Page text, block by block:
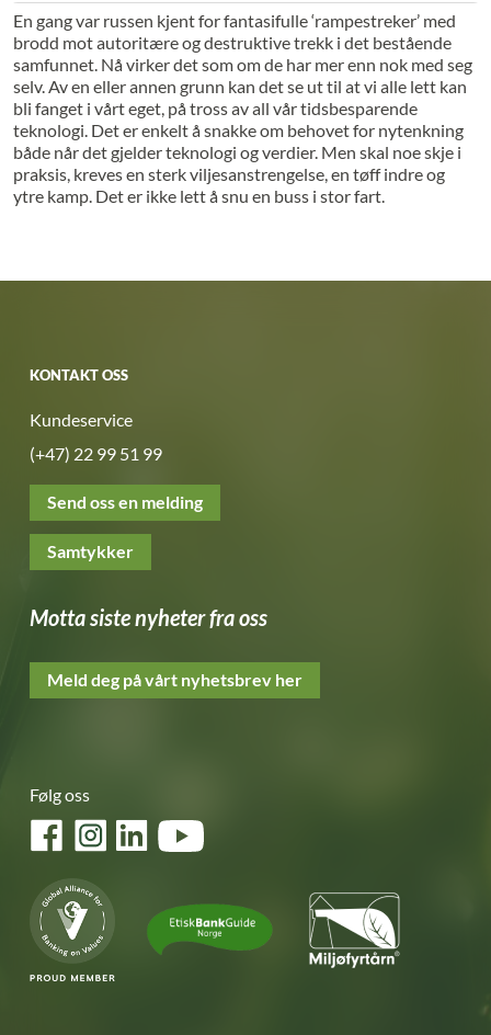
En gang var russen kjent for fantasifulle ‘rampestreker’ med
brodd mot autoritære og destruktive trekk i det bestående
samfunnet. Nå virker det som om de har mer enn nok med seg
selv. Av en eller annen grunn kan det se ut til at vi alle lett kan
bli fanget i vårt eget, på tross av all vår tidsbesparende
teknologi. Det er enkelt å snakke om behovet for nytenkning
både når det gjelder teknologi og verdier. Men skal noe skje i
praksis, kreves en sterk viljesanstrengelse, en tøff indre og
ytre kamp. Det er ikke lett å snu en buss i stor fart.
KONTAKT OSS
Kundeservice
(+47) 22 99 51 99
Send oss en melding
Samtykker
Motta siste nyheter fra oss
Meld deg på vårt nyhetsbrev her
Følg oss
FacebookInstagramLinkedInYouTube